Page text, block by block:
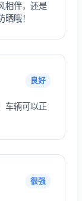
相伴，还是
哦！
良好
车辆可以正
很强